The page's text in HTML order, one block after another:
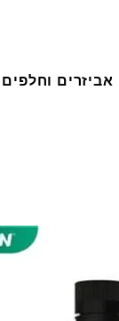
אביזרים וחלפים